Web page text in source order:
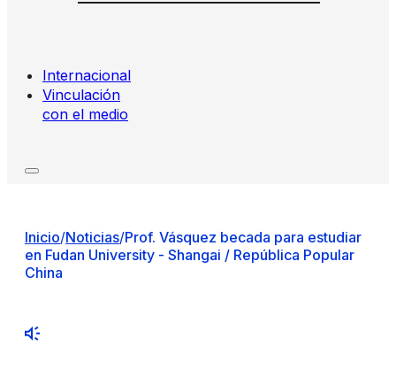
Internacional
Vinculación
con el medio
Inicio/Noticias/Prof. Vásquez becada para estudiar
en Fudan University - Shangai / República Popular
China